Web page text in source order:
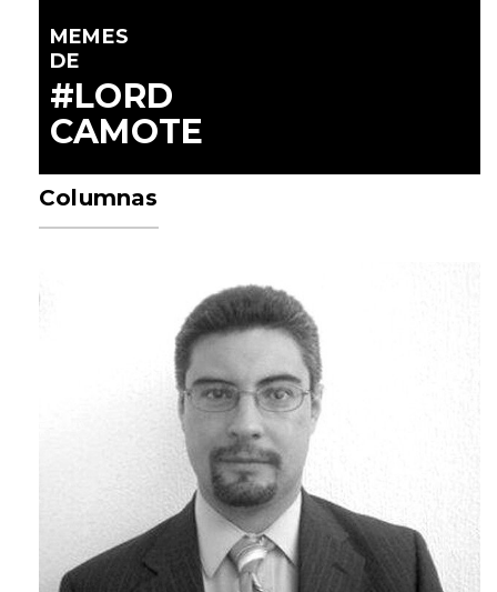
MEMES
DE
#LORD
CAMOTE
Columnas